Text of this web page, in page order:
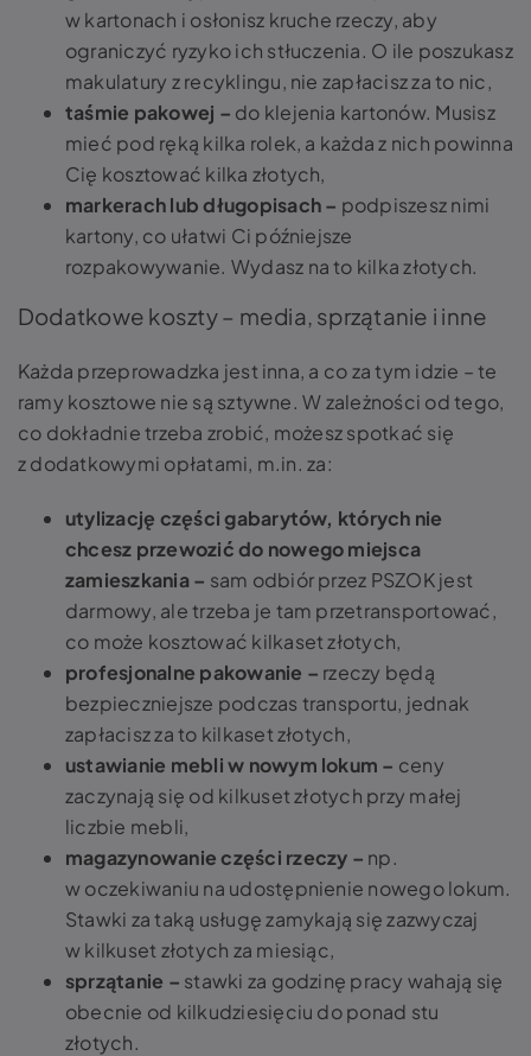
w kartonach i osłonisz kruche rzeczy, aby
ograniczyć ryzyko ich stłuczenia. O ile poszukasz
makulatury z recyklingu, nie zapłacisz za to nic,
taśmie pakowej – do klejenia kartonów. Musisz
mieć pod ręką kilka rolek, a każda z nich powinna
Cię kosztować kilka złotych,
markerach lub długopisach – podpiszesz nimi
kartony, co ułatwi Ci późniejsze
rozpakowywanie. Wydasz na to kilka złotych.
Dodatkowe koszty – media, sprzątanie i inne
Każda przeprowadzka jest inna, a co za tym idzie – te
ramy kosztowe nie są sztywne. W zależności od tego,
co dokładnie trzeba zrobić, możesz spotkać się
z dodatkowymi opłatami, m.in. za:
utylizację części gabarytów, których nie
chcesz przewozić do nowego miejsca
zamieszkania – sam odbiór przez PSZOK jest
darmowy, ale trzeba je tam przetransportować,
co może kosztować kilkaset złotych,
profesjonalne pakowanie – rzeczy będą
bezpieczniejsze podczas transportu, jednak
zapłacisz za to kilkaset złotych,
ustawianie mebli w nowym lokum – ceny
zaczynają się od kilkuset złotych przy małej
liczbie mebli,
magazynowanie części rzeczy – np.
w oczekiwaniu na udostępnienie nowego lokum.
Stawki za taką usługę zamykają się zazwyczaj
w kilkuset złotych za miesiąc,
sprzątanie – stawki za godzinę pracy wahają się
obecnie od kilkudziesięciu do ponad stu
złotych.